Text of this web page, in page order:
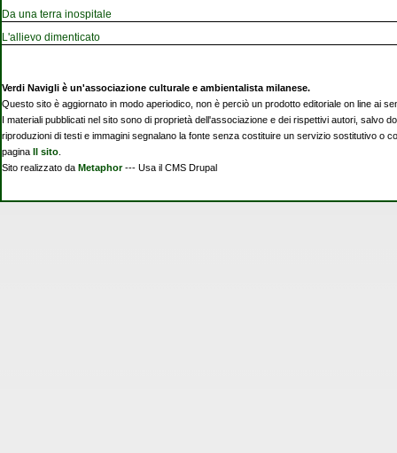
Da una terra inospitale
L'allievo dimenticato
Verdi Navigli è un'associazione culturale e ambientalista milanese.
Questo sito è aggiornato in modo aperiodico, non è perciò un prodotto editoriale on line ai
I materiali pubblicati nel sito sono di proprietà dell'associazione e dei rispettivi autori, salvo
riproduzioni di testi e immagini segnalano la fonte senza costituire un servizio sostitutivo o
pagina Il sito
Sito realizzato da Metaphor--- Usa il CMS Drupal